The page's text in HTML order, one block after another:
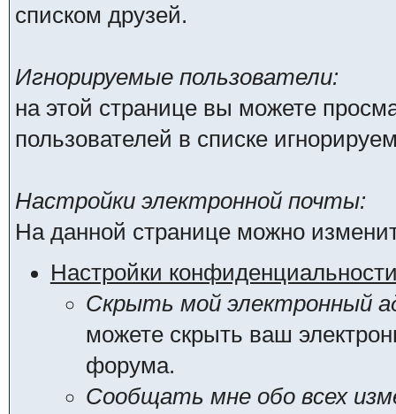
списком друзей.
Игнорируемые пользователи:
на этой странице вы можете
пользователей в списке
Настройки электронной почты:
На данной странице можно
Настройки
Скрыть мой электронный
можете скрыть ваш
форума.
Сообщать мне обо всех